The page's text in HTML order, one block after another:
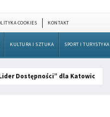
COOKIES KONTAKT
KULTURA I SZTUKA SPORT I TURYSTYKA
Dostępności” dla Katowic